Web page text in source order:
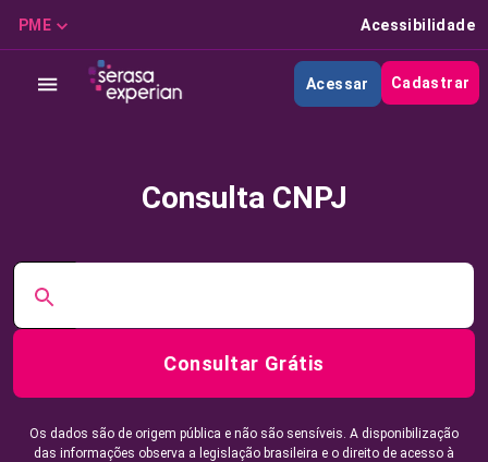
PME Acessibilidade
Acessar Cadastrar
Consulta CNPJ
Consultar Grátis
Os dados são de origem pública e não são sensíveis. A disponibilização
das informações observa a legislação brasileira e o direito de acesso à